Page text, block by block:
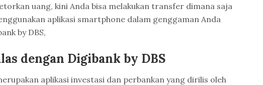
uang, kini Anda bisa melakukan transfer dimana saja
aplikasi smartphone dalam genggaman Anda
by DBS,
dengan Digibank by DBS
aplikasi investasi dan perbankan yang dirilis oleh